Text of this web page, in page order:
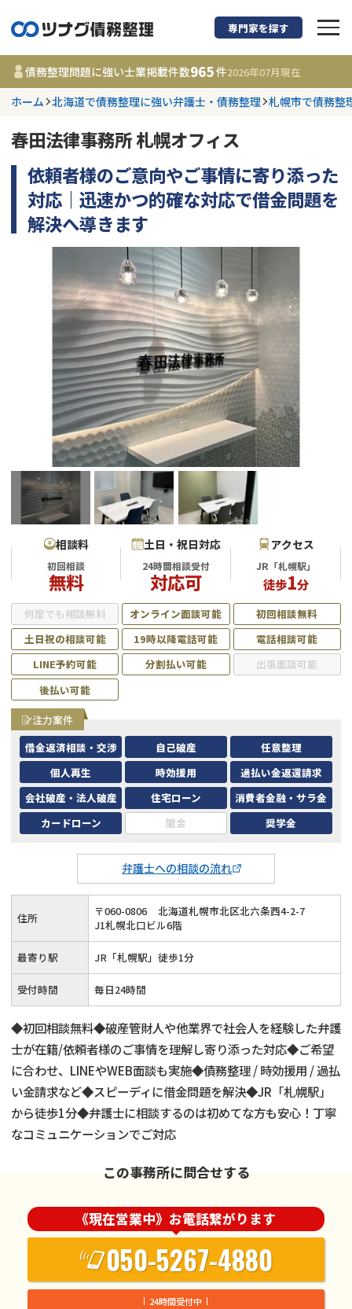
債務整理に強い弁
都道府県を選択
事務所
更新日 :2026年07月31日
任意整理
時効援用
会社破産・法人破産
消費者金融・サラ金
闇金
コラム
債務整理
個人再生（民事再生）
過払金
借金問題
専門家を探す
債務整理問題に強い士業掲載件数965件2026年07月現在
ホーム 北海道で債務整理に強い弁護士・債務整理 札幌市で債務整
春田法律事務所 札幌オフィス
依頼者様のご意向やご事情に寄り添った
対応｜迅速かつ的確な対応で借金問題を
解決へ導きます
相談料
初回相談
無料
土日・祝日対応
24時間相談受付
対応可
アクセス
JR「札幌駅」
徒歩1分
何度でも相談無料 オンライン面談可能
初回相談無料
土日祝の相談可能
19時以降電話可能
電話相談可能
LINE予約可能
分割払い可能
出張面談可能
後払い可能
弁護士への相談の流れ
注力案件
借金返済相談・交渉
自己破産
任意整理
個人再生
時効援用
過払い金返還請求
会社破産・法人破産
住宅ローン
消費者金融・サラ金
カードローン
闇金 奨学金
住所 〒060-0806
北海道札幌市北区北六条西4-2-7
J1札幌北口ビル6階
最寄り駅 JR「札幌駅」徒歩1分
受付時間 毎日24時間
◆初回相談無料◆破産管財人や他業界で社会人を経験した弁護
士が在籍/依頼者様のご事情を理解し寄り添った対応◆ご希望
に合わせ、LINEやWEB面談も実施◆債務整理 / 時効援用 / 過払
い金請求など◆スピーディに借金問題を解決◆JR「札幌駅」
から徒歩1分◆弁護士に相談するのは初めてな方も安心！丁寧
なコミュニケーションでご対応
この事務所に問合せする
《現在営業中》お電話繋がります
050-5267-4880
24時間受付中